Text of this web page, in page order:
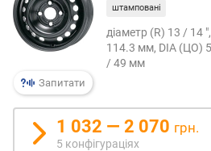
Запитати
штамповані
діаметр (R) 13 / 14
114.3 мм, DIA (ЦО)
/ 49 мм
1 032 — 2 070 грн.
5 конфігураціях